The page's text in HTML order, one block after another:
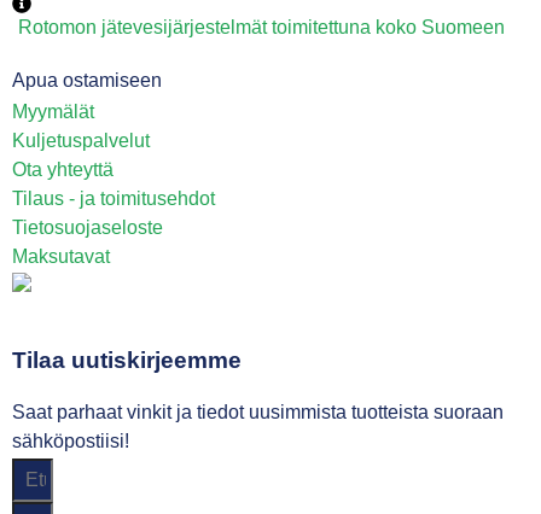
Rotomon jätevesijärjestelmät toimitettuna koko Suomeen
Apua ostamiseen
Myymälät
Kuljetuspalvelut
Ota yhteyttä
Tilaus - ja toimitusehdot
Tietosuojaseloste
Maksutavat
Tilaa uutiskirjeemme
Saat parhaat vinkit ja tiedot uusimmista tuotteista suoraan
sähköpostiisi!